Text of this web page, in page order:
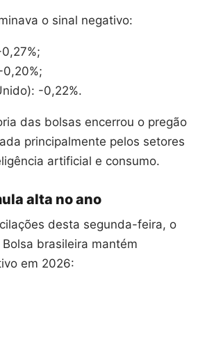
o sinal negativo:
0,20%;
-0,22%.
das bolsas encerrou o pregão
principalmente pelos setores
artificial e consumo.
alta no ano
desta segunda-feira, o
brasileira mantém
em 2026: